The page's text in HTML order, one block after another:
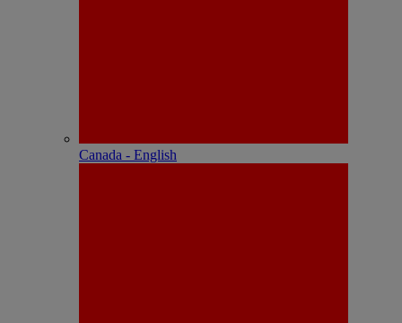
Canada - English